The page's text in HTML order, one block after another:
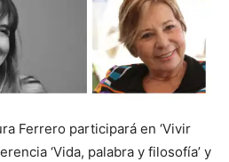
Ferrero participará en ‘Vivir
‘Vida, palabra y filosofía’ y